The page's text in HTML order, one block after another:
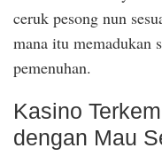
ceruk pesong nun
mana itu memadukan
pemenuhan.
Kasino
dengan Mau